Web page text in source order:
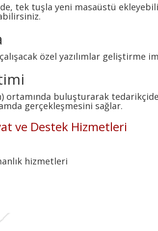
tek tuşla yeni masaüstü
özel yazılımlar geliştirme
buluşturarak
gerçekleşmesini sağlar.
ve Destek Hizmetleri
hizmetleri